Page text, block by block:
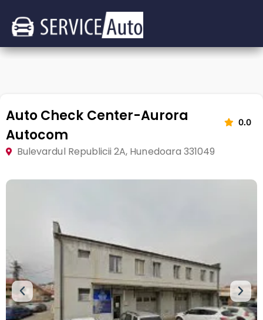
Auto Check Center-Aurora
Autocom
0.0
Bulevardul Republicii 2A, Hunedoara 331049